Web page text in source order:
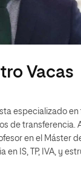
Vacas
especializado en
de transferencia.
en el Máster
en IS, TP, IVA, y